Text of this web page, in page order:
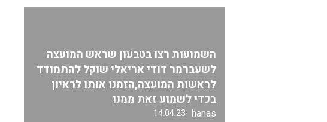
השמועות רצו בטבעון שראש המועצה
לשעברמר דודי אריאלי שוקל להתמודד
לראשות המועצה,הזמנו אותו לראיון
בכדי לשמוע זאת ממנו
hanas
14.04.23